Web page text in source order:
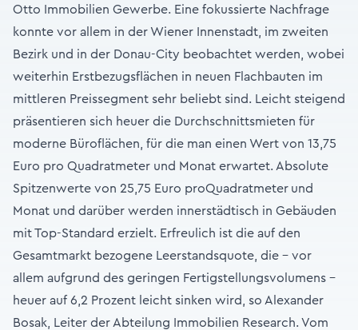
Otto Immobilien Gewerbe. Eine fokussierte Nachfrage
konnte vor allem in der Wiener Innenstadt, im zweiten
Bezirk und in der Donau-City beobachtet werden, wobei
weiterhin Erstbezugsflächen in neuen Flachbauten im
mittleren Preissegment sehr beliebt sind. Leicht steigend
präsentieren sich heuer die Durchschnittsmieten für
moderne Büroflächen, für die man einen Wert von 13,75
Euro pro Quadratmeter und Monat erwartet. Absolute
Spitzenwerte von 25,75 Euro proQuadratmeter und
Monat und darüber werden innerstädtisch in Gebäuden
mit Top-Standard erzielt. Erfreulich ist die auf den
Gesamtmarkt bezogene Leerstandsquote, die - vor
allem aufgrund des geringen Fertigstellungsvolumens -
heuer auf 6,2 Prozent leicht sinken wird, so Alexander
Bosak, Leiter der Abteilung Immobilien Research. Vom